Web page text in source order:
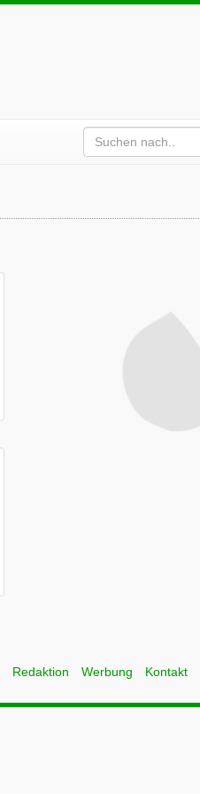
Redaktion Werbung Kontakt